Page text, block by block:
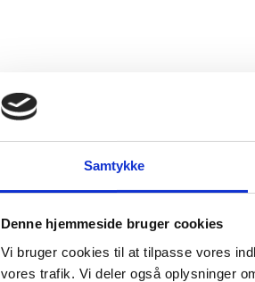
Samtykke
Denne hjemmeside bruger cookies
Vi bruger cookies til at tilpasse vores
vores trafik. Vi deler også oplysninger